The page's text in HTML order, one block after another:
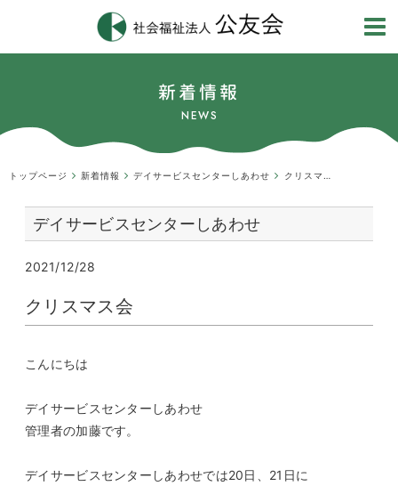
新着情報
NEWS
トップページ 新着情報 デイサービスセンターしあわせ
デイサービスセンターしあわせ
2021/12/28
クリスマス会
こんにちは
デイサービスセンターしあわせ
管理者の加藤です。
デイサービスセンターしあわせでは20日、21日に